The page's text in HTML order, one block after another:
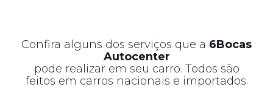
Confira alguns dos serviços que a 6Bocas
Autocenter
pode realizar em seu carro. Todos são
feitos em carros nacionais e importados.